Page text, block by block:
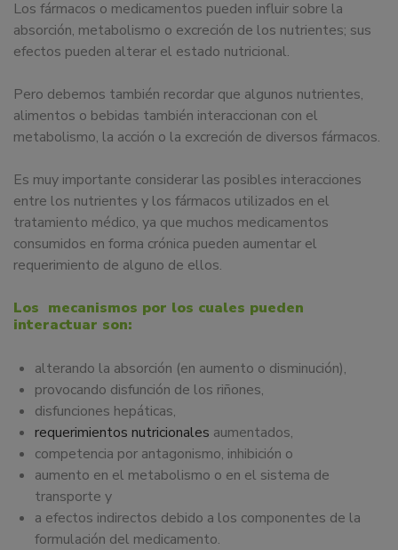
ferias,
eventos.
Los fármacos o medicamentos pueden influir sobre la
absorción, metabolismo o excreción de los nutrientes; sus
efectos pueden alterar el estado nutricional.
Pero debemos también recordar que algunos nutrientes,
alimentos o bebidas también interaccionan con el
metabolismo, la acción o la excreción de diversos fármacos.
Es muy importante considerar las posibles interacciones
entre los nutrientes y los fármacos utilizados en el
tratamiento médico, ya que muchos medicamentos
consumidos en forma crónica pueden aumentar el
requerimiento de alguno de ellos.
Los mecanismos por los cuales pueden
interactuar son:
alterando la absorción (en aumento o disminución),
provocando disfunción de los riñones,
disfunciones hepáticas,
requerimientos nutricionales aumentados,
competencia por antagonismo, inhibición o
aumento en el metabolismo o en el sistema de
transporte y
a efectos indirectos debido a los componentes de la
formulación del medicamento.